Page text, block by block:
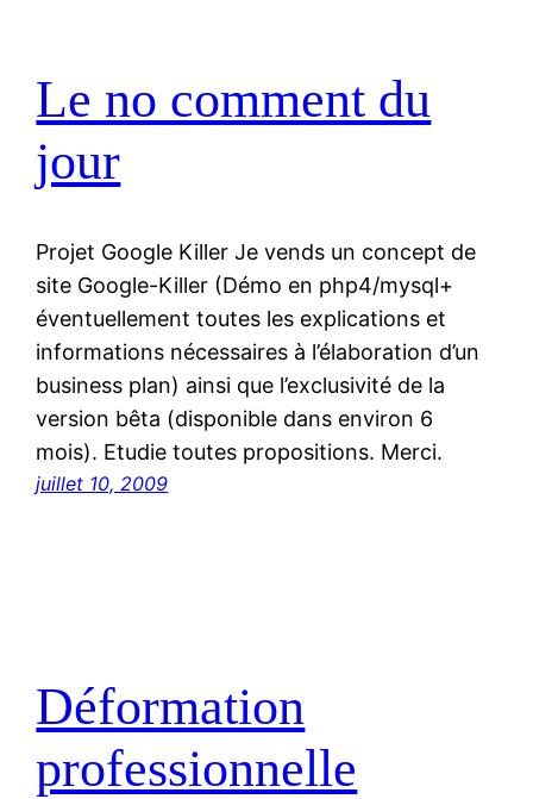
Le no comment du
jour
Projet Google Killer Je vends un concept de
site Google-Killer (Démo en php4/mysql+
éventuellement toutes les explications et
informations nécessaires à l’élaboration d’un
business plan) ainsi que l’exclusivité de la
version bêta (disponible dans environ 6
mois). Etudie toutes propositions. Merci.
juillet 10, 2009
Déformation
professionnelle